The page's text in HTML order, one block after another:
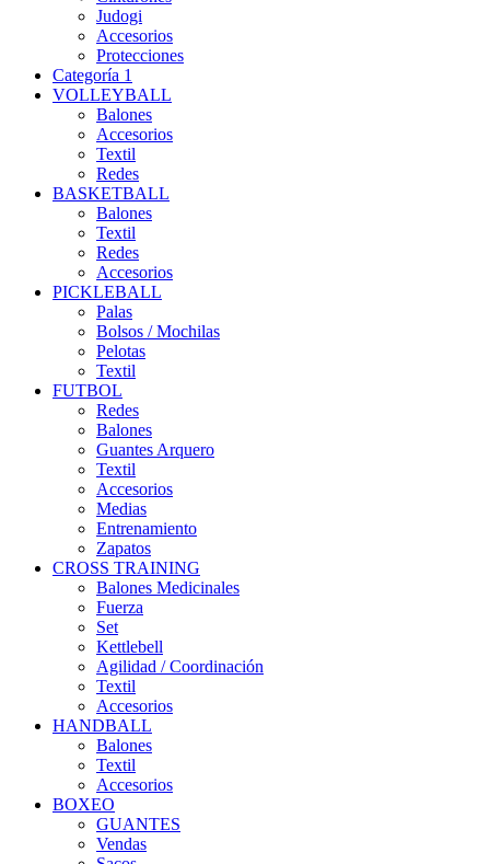
Judogi
Accesorios
Protecciones
Categoría 1
VOLLEYBALL
Balones
Accesorios
Textil
Redes
BASKETBALL
Balones
Textil
Redes
Accesorios
PICKLEBALL
Palas
Bolsos / Mochilas
Pelotas
Textil
FUTBOL
Redes
Balones
Guantes Arquero
Textil
Accesorios
Medias
Entrenamiento
Zapatos
CROSS TRAINING
Balones Medicinales
Fuerza
Set
Kettlebell
Agilidad / Coordinación
Textil
Accesorios
HANDBALL
Balones
Textil
Accesorios
BOXEO
GUANTES
Vendas